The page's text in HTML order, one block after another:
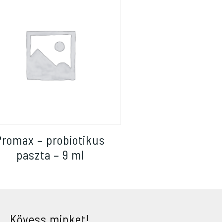
– probiotikus
paszta – 9 ml